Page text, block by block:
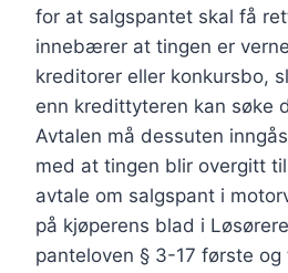
for at salgspantet skal få
innebærer at tingen er
kreditorer eller konkursbo,
enn kredittyteren kan søke
Avtalen må dessuten
med at tingen blir overgitt
avtale om salgspant i
på kjøperens blad i
panteloven § 3-17 første